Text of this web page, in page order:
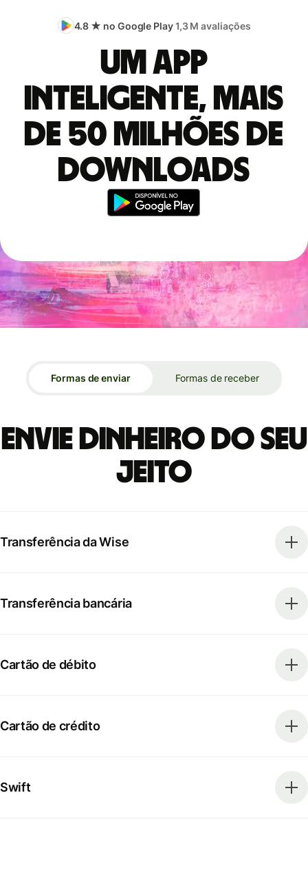
4.8 ★ no Google Play1,3 M avaliações
Um app
inteligente, mais
de 50 milhões de
downloads
Formas de enviar Formas de receber
Envie dinheiro do seu
jeito
Transferência da Wise
Transferência bancária
Cartão de débito
Cartão de crédito
Swift